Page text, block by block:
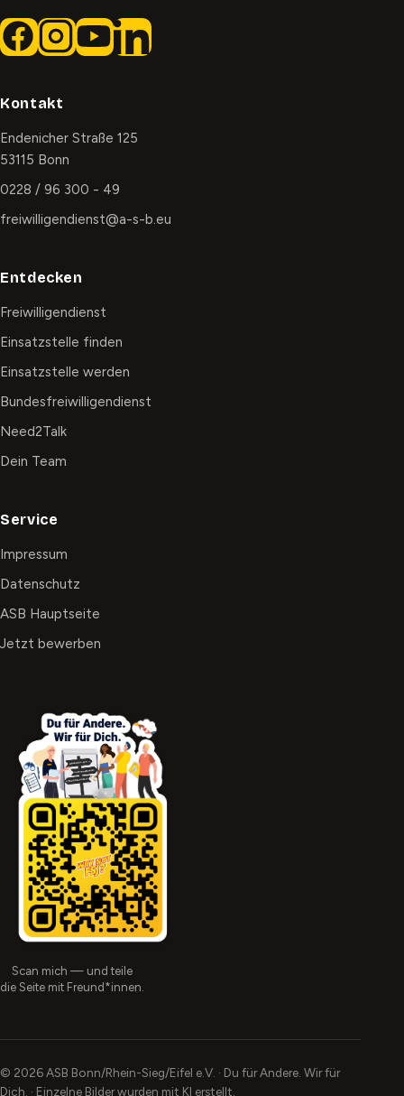
Kontakt
Endenicher Straße 125
53115 Bonn
0228 / 96 300 - 49
freiwilligendienst@a-s-b.eu
Entdecken
Freiwilligendienst
Einsatzstelle finden
Einsatzstelle werden
Bundesfreiwilligendienst
Need2Talk
Dein Team
Service
Impressum
Datenschutz
ASB Hauptseite
Jetzt bewerben
Scan mich — und teile
die Seite mit Freund*innen.
© 2026 ASB Bonn/Rhein-Sieg/Eifel e.V. · Du für Andere. Wir für
Dich. · Einzelne Bilder wurden mit KI erstellt.